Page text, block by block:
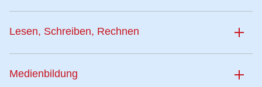
Lesen, Schreiben, Rechnen
Medienbildung